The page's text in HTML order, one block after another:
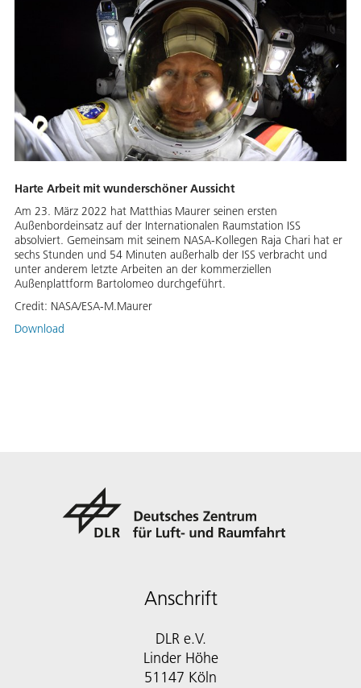
Harte Arbeit mit wunderschöner Aussicht
Am 23. März 2022 hat Matthias Maurer seinen ersten
Außenbordeinsatz auf der Internationalen Raumstation ISS
absolviert. Gemeinsam mit seinem NASA-Kollegen Raja Chari hat er
sechs Stunden und 54 Minuten außerhalb der ISS verbracht und
unter anderem letzte Arbeiten an der kommerziellen
Außenplattform Bartolomeo durchgeführt.
Credit: NASA/ESA-M.Maurer
Download
Anschrift
DLR e.V.
Linder Höhe
51147 Köln